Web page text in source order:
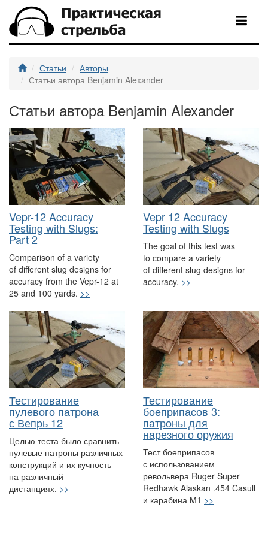
Статьи
Авторы
Статьи автора Benjamin Alexander
Статьи автора Benjamin Alexander
Vepr-12 Accuracy
Testing with Slugs:
Part 2
Comparison of a variety
of different slug designs for
accuracy from the Vepr-12 at
25 and 100 yards. >>
Тестирование
пулевого патрона
с Вепрь 12
Целью теста было сравнить
пулевые патроны различных
конструкций и их кучность
на различный
дистанциях. >>
Vepr 12 Accuracy
Testing with Slugs
The goal of this test was
to compare a variety
of different slug designs for
accuracy. >>
Тестирование
боеприпасов 3:
патроны для
нарезного оружия
Тест боеприпасов
с использованием
револьвера Ruger Super
Redhawk Alaskan .454 Casull
и карабина M1 >>